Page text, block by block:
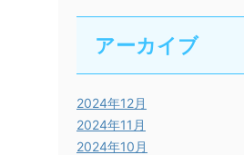
アーカイブ
2024年12月
2024年11月
2024年10月